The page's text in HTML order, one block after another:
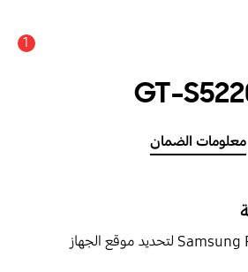
1
GT-
معلومات الضمان
استخدم تطبيق Samsung Find لتحديد موقع الجهاز